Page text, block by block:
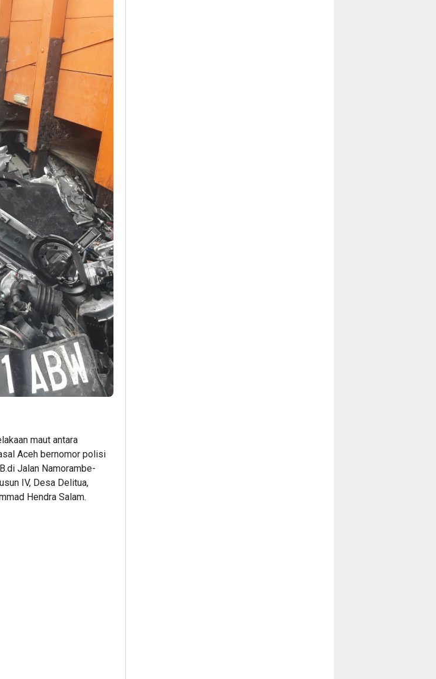
maut antara
Aceh bernomor polisi
Jalan Namorambe-
IV, Desa Delitua,
Hendra Salam.